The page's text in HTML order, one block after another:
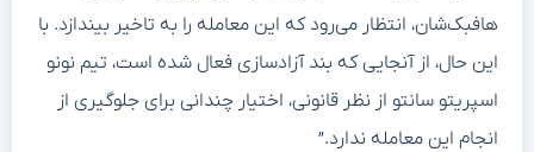
هافبک‌شان، انتظار می‌رود که این معامله را به تاخیر بیندازد. با
این حال، از آنجایی که بند آزادسازی فعال شده است، تیم نونو
اسپریتو سانتو از نظر قانونی، اختیار چندانی برای جلوگیری از
انجام این معامله ندارد.”